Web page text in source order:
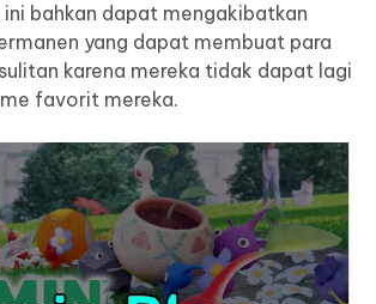
ini bahkan dapat mengakibatkan
yang dapat membuat para
karena mereka tidak dapat lagi
favorit mereka.